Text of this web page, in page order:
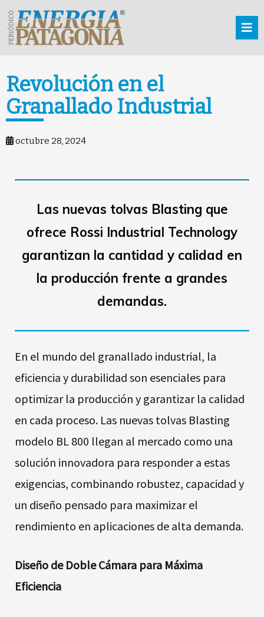
Revolución en el
Granallado Industrial
octubre 28, 2024
Las nuevas tolvas Blasting que
ofrece Rossi Industrial Technology
garantizan la cantidad y calidad en
la producción frente a grandes
demandas.
En el mundo del granallado industrial, la
eficiencia y durabilidad son esenciales para
optimizar la producción y garantizar la calidad
en cada proceso. Las nuevas tolvas Blasting
modelo BL 800 llegan al mercado como una
solución innovadora para responder a estas
exigencias, combinando robustez, capacidad y
un diseño pensado para maximizar el
rendimiento en aplicaciones de alta demanda.
Diseño de Doble Cámara para Máxima
Eficiencia